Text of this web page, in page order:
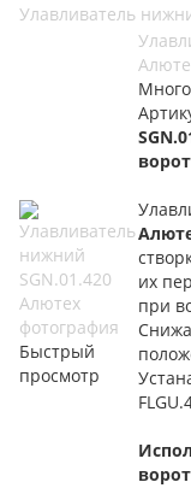
Улавливатель
Быстрый
просмотр
Много
их
при